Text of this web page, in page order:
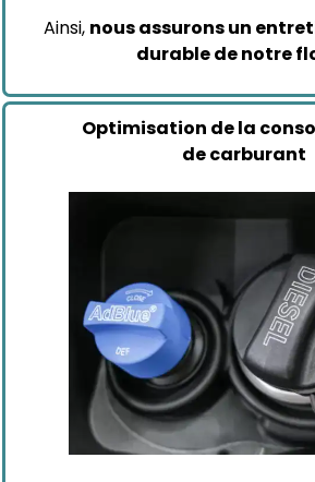
Ainsi, nous assurons un
durable de notre
Optimisation de la
de carburant